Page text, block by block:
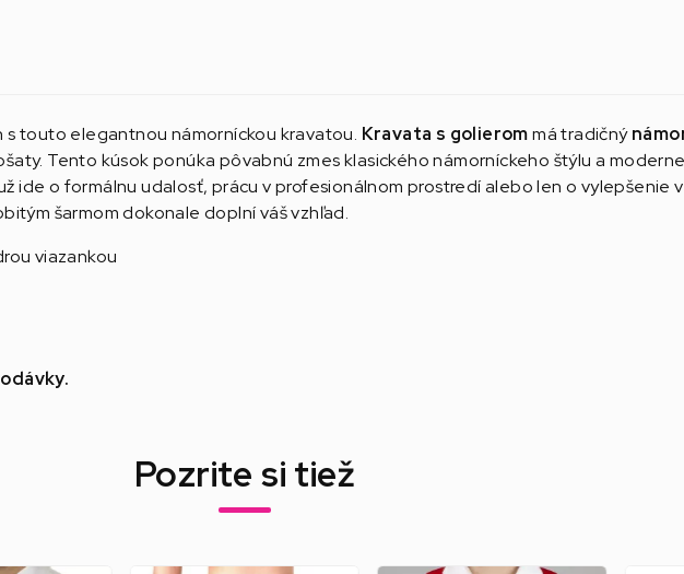
touto elegantnou námorníckou kravatou. Kravata s golierommá tradičný
Tento kúsok ponúka pôvabnú zmes klasického námorníckeho štýlu a
ide o formálnu udalosť, prácu v profesionálnom prostredí alebo len o vylepšenie
šarmom dokonale doplní váš vzhľad.
viazankou
Pozrite si tiež